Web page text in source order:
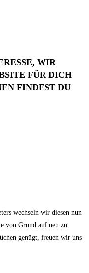
WIR
FÜR DICH
FINDEST DU
wechseln wir diesen nun
von Grund auf neu zu
genügt, freuen wir uns